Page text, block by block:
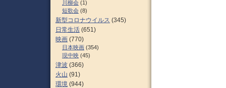
川柳会 (1)
短歌会 (8)
新型コロナウイルス (345)
日常生活 (651)
映画 (770)
日本映画 (354)
現中映 (45)
津波 (366)
火山 (91)
環境 (944)